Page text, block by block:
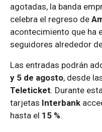
agotadas, la banda
celebra el regreso de
acontecimiento que ha
seguidores alrededor
Las entradas podrán
y 5 de agosto, desde
Teleticket. Durante
tarjetas Interbank
hasta el 15 %.